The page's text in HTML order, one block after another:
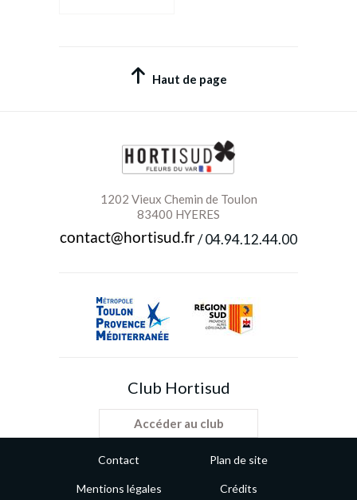
Haut de page
1202 Vieux Chemin de Toulon
83400 HYERES
/04.94.12.44.00
Club Hortisud
Accéder au club
Contact Plan de site
Mentions légales Crédits